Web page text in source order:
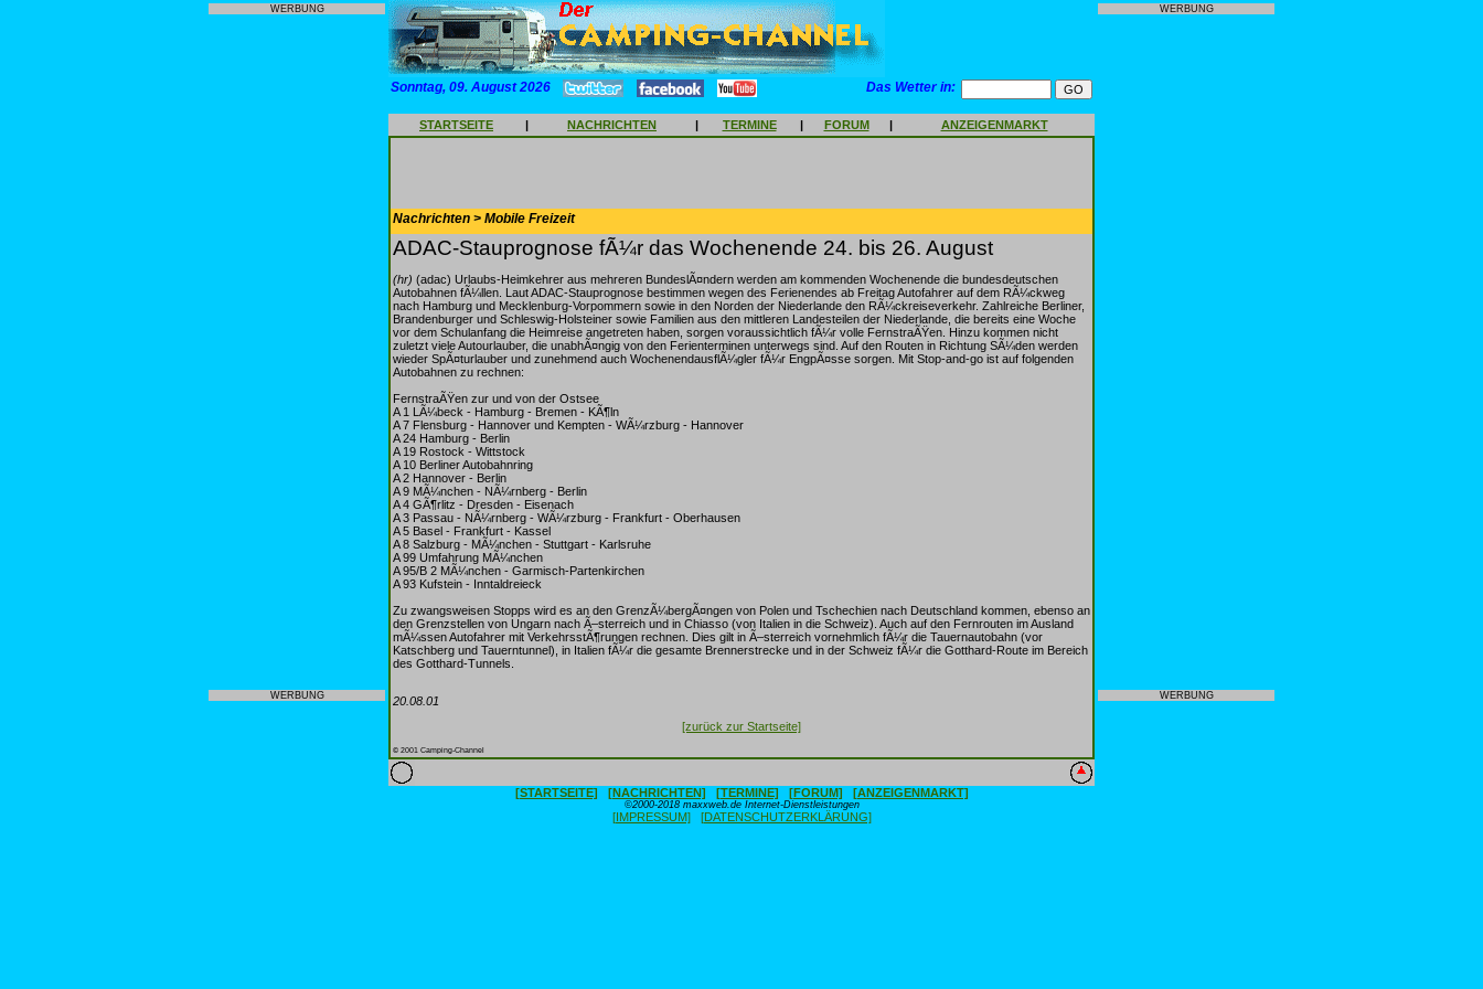
WERBUNG
WERBUNG
Sonntag, 09. August 2026 Das Wetter in:
STARTSEITE | NACHRICHTEN | TERMINE | FORUM | ANZEIGENMARKT
Nachrichten > Mobile Freizeit
ADAC-Stauprognose fÃ¼r das Wochenende 24. bis 26. August
(hr) (adac) Urlaubs-Heimkehrer aus mehreren BundeslÃ¤ndern werden am kommenden Wochenende die bundesdeutschen
Autobahnen fÃ¼llen. Laut ADAC-Stauprognose bestimmen wegen des Ferienendes ab Freitag Autofahrer auf dem RÃ¼ckweg
nach Hamburg und Mecklenburg-Vorpommern sowie in den Norden der Niederlande den RÃ¼ckreiseverkehr. Zahlreiche Berliner,
Brandenburger und Schleswig-Holsteiner sowie Familien aus den mittleren Landesteilen der Niederlande, die bereits eine Woche
vor dem Schulanfang die Heimreise angetreten haben, sorgen voraussichtlich fÃ¼r volle FernstraÃŸen. Hinzu kommen nicht
zuletzt viele Autourlauber, die unabhÃ¤ngig von den Ferienterminen unterwegs sind. Auf den Routen in Richtung SÃ¼den werden
wieder SpÃ¤turlauber und zunehmend auch WochenendausflÃ¼gler fÃ¼r EngpÃ¤sse sorgen. Mit Stop-and-go ist auf folgenden
Autobahnen zu rechnen:
FernstraÃŸen zur und von der Ostsee
A 1 LÃ¼beck - Hamburg - Bremen - KÃ¶ln
A 7 Flensburg - Hannover und Kempten - WÃ¼rzburg - Hannover
A 24 Hamburg - Berlin
A 19 Rostock - Wittstock
A 10 Berliner Autobahnring
A 2 Hannover - Berlin
A 9 MÃ¼nchen - NÃ¼rnberg - Berlin
A 4 GÃ¶rlitz - Dresden - Eisenach
A 3 Passau - NÃ¼rnberg - WÃ¼rzburg - Frankfurt - Oberhausen
A 5 Basel - Frankfurt - Kassel
A 8 Salzburg - MÃ¼nchen - Stuttgart - Karlsruhe
A 99 Umfahrung MÃ¼nchen
A 95/B 2 MÃ¼nchen - Garmisch-Partenkirchen
A 93 Kufstein - Inntaldreieck
Zu zwangsweisen Stopps wird es an den GrenzÃ¼bergÃ¤ngen von Polen und Tschechien nach Deutschland kommen, ebenso an
den Grenzstellen von Ungarn nach Ã–sterreich und in Chiasso (von Italien in die Schweiz). Auch auf den Fernrouten im Ausland
mÃ¼ssen Autofahrer mit VerkehrsstÃ¶rungen rechnen. Dies gilt in Ã–sterreich vornehmlich fÃ¼r die Tauernautobahn (vor
Katschberg und Tauerntunnel), in Italien fÃ¼r die gesamte Brennerstrecke und in der Schweiz fÃ¼r die Gotthard-Route im Bereich
des Gotthard-Tunnels.
20.08.01
[zurück zur Startseite]
© 2001 Camping-Channel
[STARTSEITE] [NACHRICHTEN] [TERMINE] [FORUM] [ANZEIGENMARKT]
©2000-2018 maxxweb.de Internet-Dienstleistungen
[IMPRESSUM] [DATENSCHUTZERKLÄRUNG]
WERBUNG
WERBUNG